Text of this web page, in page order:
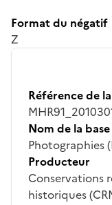
Format du négatif
Z
Référence de
Nom de la base
Photographies
Producteur
Conservations
historiques